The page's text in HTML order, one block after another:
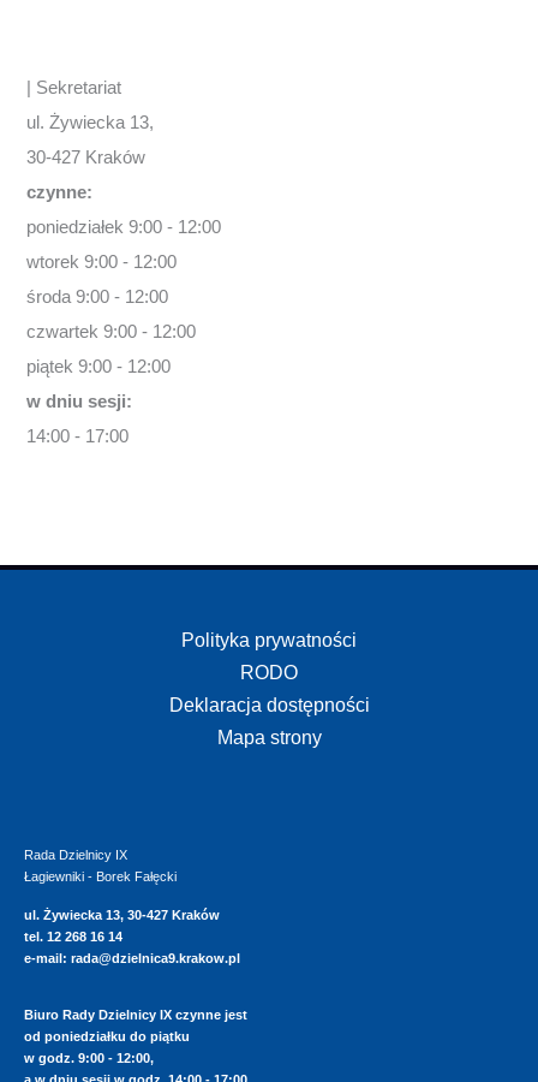
| Sekretariat
ul. Żywiecka 13,
30-427 Kraków
czynne:
poniedziałek 9:00 - 12:00
wtorek 9:00 - 12:00
środa 9:00 - 12:00
czwartek 9:00 - 12:00
piątek 9:00 - 12:00
w dniu sesji:
14:00 - 17:00
Polityka prywatności
RODO
Deklaracja dostępności
Mapa strony
Rada Dzielnicy IX
Łagiewniki - Borek Fałęcki
ul. Żywiecka 13, 30-427 Kraków
tel. 12 268 16 14
e-mail: rada@dzielnica9.krakow.pl
Biuro Rady Dzielnicy IX czynne jest
od poniedziałku do piątku
w godz. 9:00 - 12:00,